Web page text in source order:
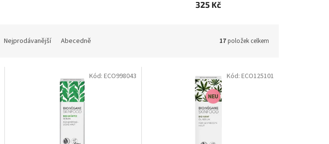
325 Kč
Nejprodávanější Abecedně 17položek celkem
Kód: ECO998043 Kód: ECO125101